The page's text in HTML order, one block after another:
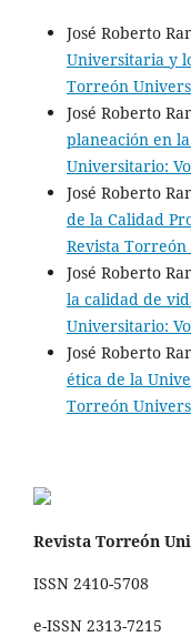
José Roberto
Universitaria y
Torreón
José Roberto
planeación en
Universitario:
José Roberto
de la Calidad
Revista
José Roberto
la calidad de
Universitario:
José Roberto
ética de la
Torreón
Revista Torreón
ISSN 2410-5708
e-ISSN 2313-7215